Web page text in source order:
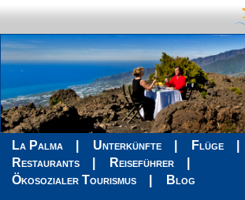
La Palma Unterkünfte Flüge
Restaurants
Reiseführer
Ökosozialer Tourismus
Blog